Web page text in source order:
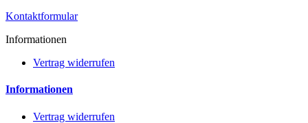
Kontaktformular
Informationen
Vertrag widerrufen
Informationen
Vertrag widerrufen